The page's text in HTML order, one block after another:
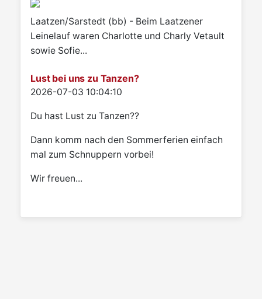
Laatzen/Sarstedt (bb) - Beim Laatzener
Leinelauf waren Charlotte und Charly Vetault
sowie Sofie...
Lust bei uns zu Tanzen?
Details
2026-07-03 10:04:10
Du hast Lust zu Tanzen??
Dann komm nach den Sommerferien einfach
mal zum Schnuppern vorbei!
Wir freuen...